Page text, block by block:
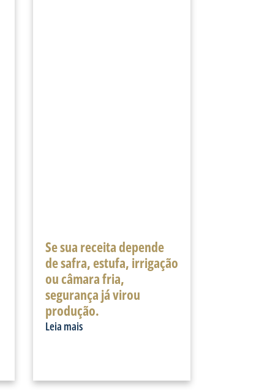
Se sua receita depende
de safra, estufa, irrigação
ou câmara fria,
segurança já virou
produção.
Leia mais